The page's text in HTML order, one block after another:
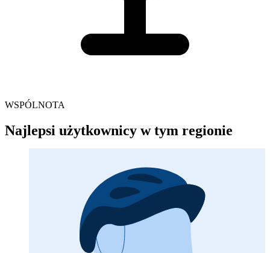
WSPÓLNOTA
Najlepsi użytkownicy w tym regionie